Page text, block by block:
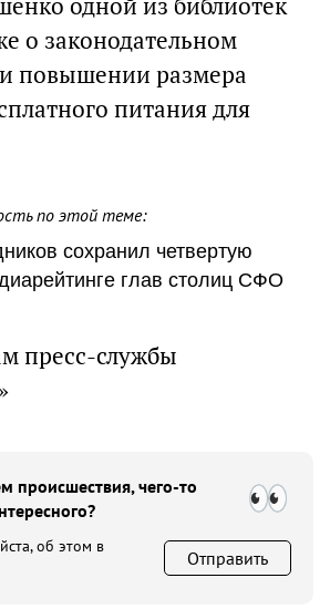
одной из библиотек
о законодательном
повышении размера
питания для
по этой теме:
сохранил четвертую
глав столиц СФО
пресс-службы
происшествия, чего-то
об этом в
Отправить